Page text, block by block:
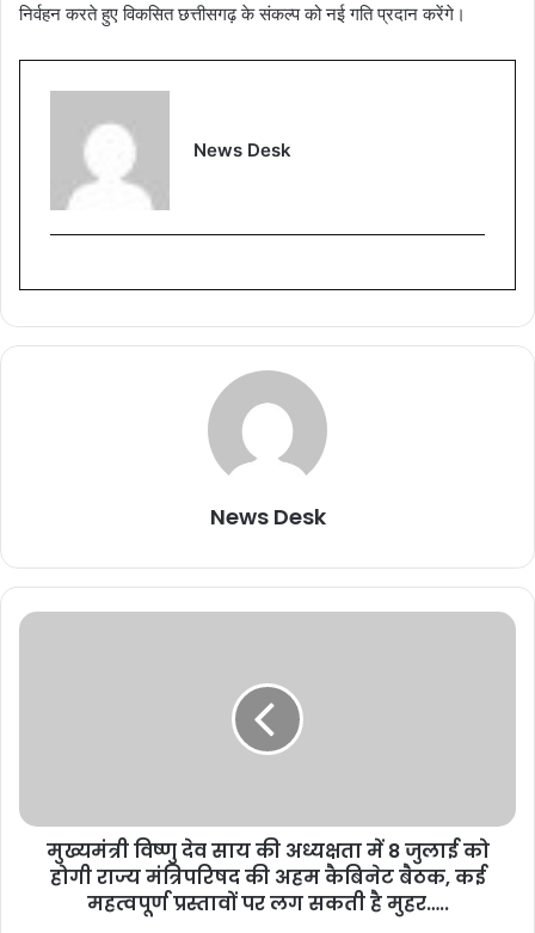
निर्वहन करते हुए विकसित छत्तीसगढ़ के संकल्प को नई गति प्रदान करेंगे।
News Desk
News Desk
मुख्यमंत्री विष्णु देव साय की अध्यक्षता में 8 जुलाई को
होगी राज्य मंत्रिपरिषद की अहम कैबिनेट बैठक, कई
महत्वपूर्ण प्रस्तावों पर लग सकती है मुहर…..